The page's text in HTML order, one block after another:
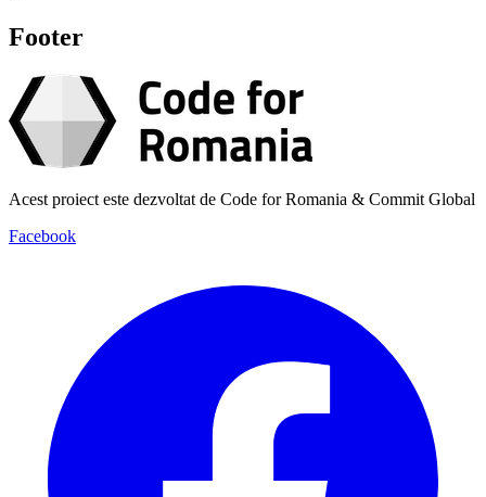
Footer
Acest proiect este dezvoltat de Code for Romania & Commit Global
Facebook